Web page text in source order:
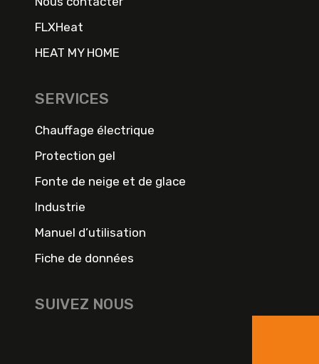
FLXHeat
HEAT MY HOME
SERVICES
Chauffage électrique
Protection gel
Fonte de neige et de glace
Industrie
Manuel d’utilisation
Fiche de données
SUIVEZ NOUS